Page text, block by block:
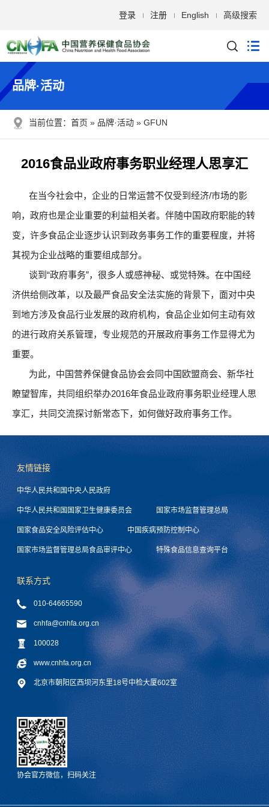
登录 注册 English 高级搜索
品牌·活动
当前位置： 首页 品牌·活动 GFUN
2016食品业政府事务职业经理人思享汇
在当今社会中，企业的日常运营不仅受到经济/市场的影
响，政府也是企业重要的利益相关者。伴随中国政府职能的转
变，许多食品企业逐步认识到政务事务工作的重要程度，并将
其视为企业战略的重要组成部分。
谈到“政府事务”，很多人或感神秘、或觉特殊。在中国经
济供给侧改革，以及最严食品安全法实施的背景下，面对中央
到地方涉及食品行业发展的政府机构，食品企业如何主动有效
的进行政府关系管理，专业规范的开展政府事务工作显得尤为
重要。
为此，中国营养保健食品协会会同中国欧盟商会、新华社
瞭望智库，共同组织举办2016年食品业政府事务职业经理人思
享汇，共同交流探讨新常态下，如何做好政府事务工作。
友情链接
中华人民共和国中央人民政府
中华人民共和国国家卫生健康委员会 国家市场监督管理总局
国家食品安全风险评估中心 中国疾病预防控制中心
国家市场监督管理总局食品审评中心 特殊食品信息查询平台
联系方式
010-64665590
cnhfa@cnhfa.org.cn
100028
www.cnhfa.org.cn
北京市朝阳区西坝河东里18号中检大厦602室
协会官方微信，扫码关注